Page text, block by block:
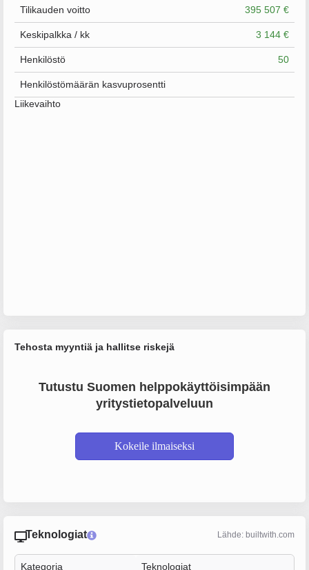
Tilikauden voitto 395 507 €
Keskipalkka / kk 3 144 €
Henkilöstö 50
Henkilöstömäärän kasvuprosentti
Liikevaihto
Tehosta myyntiä ja hallitse riskejä
Tutustu Suomen helppokäyttöisimpään
yritystietopalveluun
Kokeile ilmaiseksi
Teknologiat Lähde: builtwith.com
Kategoria Teknologiat